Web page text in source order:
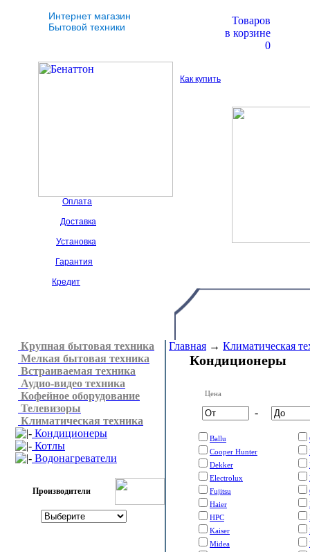
Интернет магазин
Бытовой техники
Товаров
в корзине
0
Как купить
Оплата
Доставка
Установка
Гарантия
Кредит
Крупная бытовая техника
Мелкая бытовая техника
Встраиваемая техника
Аудио-видео техника
Кофейное оборудование
Телевизоры
Климатическая техника
Кондиционеры
Котлы
Водонагреватели
Производители
Главная → Климатическая
Кондиционеры
Цена
-
Ballu
Cooper Hunter
Dekker
Electrolux
Fujitsu
Haier
HPC
Kaiser
Midea